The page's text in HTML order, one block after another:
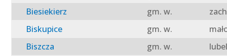
Biesiekierz
gm. w.
Biskupice
gm. w.
Biszcza
gm. w.